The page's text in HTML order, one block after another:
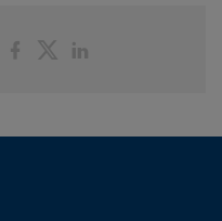
PartagerPartager